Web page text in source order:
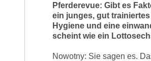
Pferderevue: Gibt es
ein junges, gut
Hygiene und eine
scheint wie ein
Nowotny: Sie sagen es.